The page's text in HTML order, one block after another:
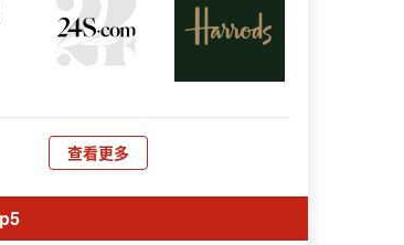
查看更多